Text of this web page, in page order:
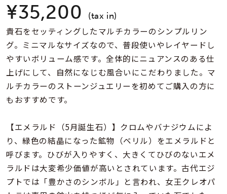
着用シーン
コレクション
レディース
メンズ
リングサイズ
～
¥35,200 (tax in)
貴石をセッティングしたマルチカラーのシンプルリン
グ。ミニマルなサイズなので、普段使いやレイヤードし
やすいボリューム感です。全体的にニュアンスのある仕
上げにして、自然になじむ風合いにこだわりました。マ
ルチカラーのストーンジュエリーを初めてご購入の方に
もおすすめです。
【エメラルド（5月誕生石）】クロムやバナジウムによ
り、緑色の結晶になった鉱物（ベリル）をエメラルドと
呼びます。ひびが入りやすく、大きくてひびのないエメ
ラルドは大変希少価値が高いとされています。古代エジ
プトでは「豊かさのシンボル」と言われ、女王クレオパ